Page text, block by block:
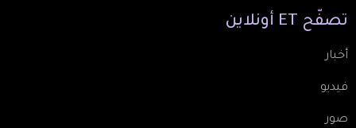
تصفّح ET أونلاين
أخبار
فيديو
صور